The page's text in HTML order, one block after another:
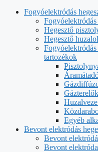
Fogyóelektródás
Hegesztő
Hegesztő
tartozékok
Gázterelők
Egyéb
Bevont elektródás
Bevont
Bevont elektróda